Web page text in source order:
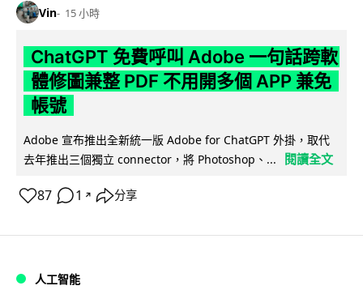
Vin 15 小時
ChatGPT 免費呼叫 Adobe 一句話跨軟
體修圖兼整 PDF 不用開多個 APP 兼免
帳號
Adobe 宣布推出全新統一版 Adobe for ChatGPT 外掛，取代
去年推出三個獨立 connector，將 Photoshop、...
閱讀全文
87 1 ↗ 分享
人工智能